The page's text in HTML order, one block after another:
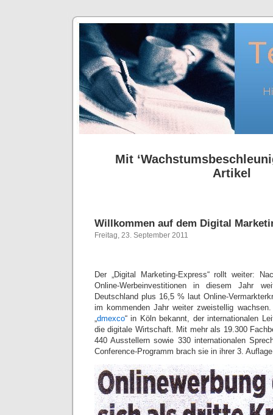
Mit
Artikel
Willkommen auf dem Digital
Freitag, 23. September 2011
Der „Digital Marketing-Express“ rollt weiter:
Online-Werbeinvestitionen in diesem Jahr
Deutschland plus 16,5 % laut Online-
im kommenden Jahr weiter zweistellig
„dmexco“ in Köln bekannt, der internationalen
die digitale Wirtschaft. Mit mehr als 19.300
440 Ausstellern sowie 330 internationalen
Conference-Programm brach sie in ihrer 3.